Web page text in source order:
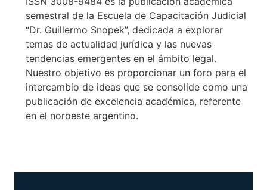
semestral de la Escuela de Capacitación Judicial
“Dr. Guillermo Snopek”, dedicada a explorar
temas de actualidad jurídica y las nuevas
tendencias emergentes en el ámbito legal.
Nuestro objetivo es proporcionar un foro para el
intercambio de ideas que se consolide como una
publicación de excelencia académica, referente
en el noroeste argentino.